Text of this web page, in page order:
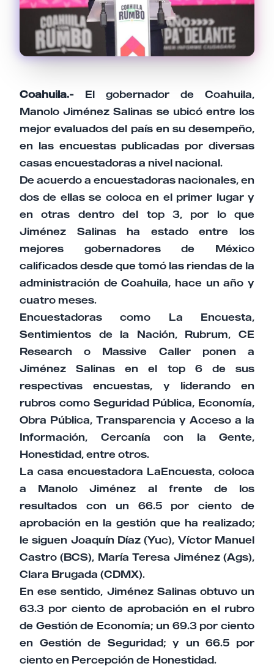
Coahuila.- El gobernador de Coahuila,
Manolo Jiménez Salinas se ubicó entre los
mejor evaluados del país en su desempeño,
en las encuestas publicadas por diversas
casas encuestadoras a nivel nacional.
De acuerdo a encuestadoras nacionales, en
dos de ellas se coloca en el primer lugar y
en otras dentro del top 3, por lo que
Jiménez Salinas ha estado entre los
mejores gobernadores de México
calificados desde que tomó las riendas de la
administración de Coahuila, hace un año y
cuatro meses.
Encuestadoras como La Encuesta,
Sentimientos de la Nación, Rubrum, CE
Research o Massive Caller ponen a
Jiménez Salinas en el top 6 de sus
respectivas encuestas, y liderando en
rubros como Seguridad Pública, Economía,
Obra Pública, Transparencia y Acceso a la
Información, Cercanía con la Gente,
Honestidad, entre otros.
La casa encuestadora LaEncuesta, coloca
a Manolo Jiménez al frente de los
resultados con un 66.5 por ciento de
aprobación en la gestión que ha realizado;
le siguen Joaquín Díaz (Yuc), Víctor Manuel
Castro (BCS), María Teresa Jiménez (Ags),
Clara Brugada (CDMX).
En ese sentido, Jiménez Salinas obtuvo un
63.3 por ciento de aprobación en el rubro
de Gestión de Economía; un 69.3 por ciento
en Gestión de Seguridad; y un 66.5 por
ciento en Percepción de Honestidad.
Cancelar Enviar comentario